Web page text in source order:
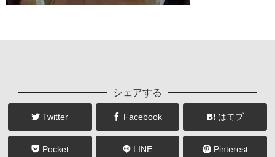
シェアする
Twitter Facebook はてブ
Pocket LINE Pinterest